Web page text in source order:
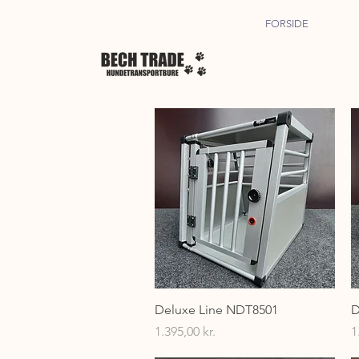
FORSIDE
Hurtigvisning
Deluxe Line NDT8501
Pris
1.395,00 kr.